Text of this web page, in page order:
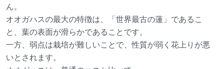
ん。
オオガハスの最大の特徴は、「世界最古の蓮」であるこ
と、葉の表面が滑らかであることです。
一方、弱点は栽培が難しいことで、性質が弱く花上りが悪
いとされます。